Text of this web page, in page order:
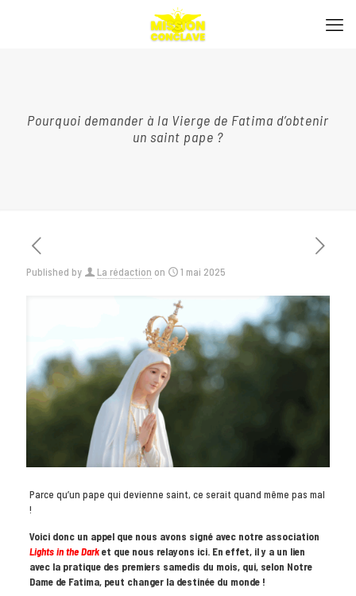
Pourquoi demander à la Vierge de Fatima d’obtenir
un saint pape ?
Published by La rédaction on 1 mai 2025
Parce qu’un pape qui devienne saint, ce serait quand même pas mal
!
Voici donc un appel que nous avons signé avec notre association
Lights in the Darket que nous relayons ici. En effet, il y a un lien
avec la pratique des premiers samedis du mois, qui, selon Notre
Dame de Fatima, peut changer la destinée du monde !